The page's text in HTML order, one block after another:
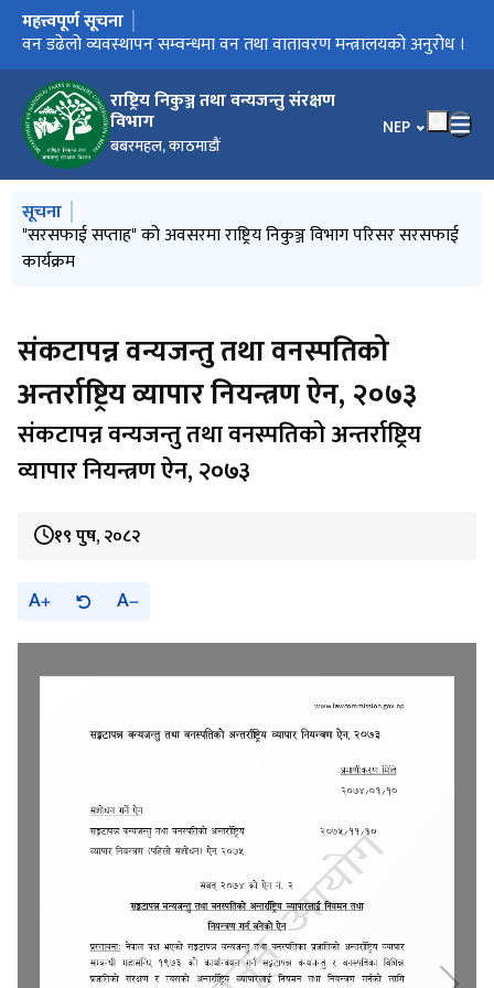
राष्ट्रिय निकुञ्ज तथा वन्यजन्तु संरक्षण
विभाग
बबरमहल, काठमाडौं
भाषा चयन गर्नुहोस्
NEP
मुख्य नेभिगेसनमा जानुहोस्
महत्त्वपूर्ण सूचना
राष्ट्रिय बाघ सर्वेक्षण २०८२ सम्बन्धि प्रेस रिलिज
वन डढेलो व्यवस्थापन सम्वन्धमा वन तथा वातावरण मन्त्रालयको अनुरोध ।
विश्‍व सिमसार दिवस, २०८२
National Tiger Survey 2025 Press Release
मुख्य नेभिगेसनमा जानुहोस्
सूचना
४२ औं वार्डेन सेमिनार तथा २४ औं म. क्षे. व्य. समितिका अध्यक्षहरुको भेला
सम्पन्न
"सरसफाई सप्ताह" को अवसरमा राष्ट्रिय निकुञ्ज विभाग परिसर सरसफाई
कार्यक्रम
आ.ब. २०८३/८४ को योजना तर्जूमा गोष्ठी सम्पन्न ।
वन तथा वातावरण मन्त्री माननीय गीता चौधरीज्यूलाई राष्‍ट्रिय निकुञ्ज
विभागमा स्वागत ।
३१ औं वन्यजन्तु सप्‍ताह, २०८३ को प्रेस विज्ञप्ती
संकटापन्न वन्यजन्तु तथा वनस्पतिको
अन्तर्राष्ट्रिय व्यापार नियन्त्रण ऐन, २०७३
संकटापन्न वन्यजन्तु तथा वनस्पतिको अन्तर्राष्ट्रिय
व्यापार नियन्त्रण ऐन, २०७३
१९ पुष, २०८२
A A